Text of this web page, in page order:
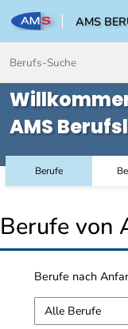
AMS
AMS
Berufe
Berufe von
Berufe nach
Alle Berufe